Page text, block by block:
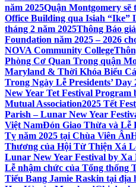
năm 2025Quận Montgomery sẽ
Office Building qua Isiah “Ike”
tháng 2 năm 2025Thông Báo
Foundation năm 2025 – 2026
NOVA Community College
Phòng Cơ Quan Trong quận
Maryland & Thời Khóa Biểu
Trong Ngày Lễ Presidents’ Day
New Year Tet Festival Program
Mutual Association2025 Tết
Parish – Lunar New Year
Việt NamĐón Giao Thừa và Lễ
Tỵ năm 2025 tại Chùa Viên Ân
Thương của Hội Từ Thiện Xá
Lunar New Year Festival by
Lễ nhậm chức của Tổng thống
Tiểu Bang Jamie Raskin tại địa